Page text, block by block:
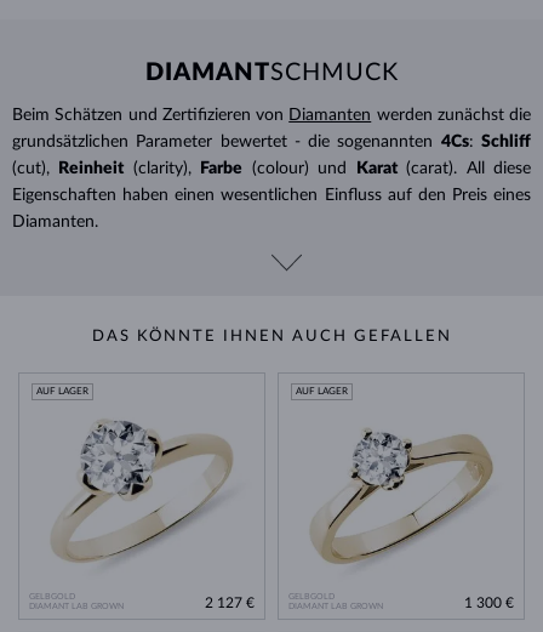
DIAMANTSCHMUCK
Beim Schätzen und Zertifizieren von Diamanten werden zunächst die
grundsätzlichen Parameter bewertet - die sogenannten 4Cs: Schliff
(cut),
Reinheit (clarity), Farbe (colour) und Karat (carat). All diese
Eigenschaften haben einen wesentlichen Einfluss auf den Preis eines
Diamanten.
DAS KÖNNTE IHNEN AUCH GEFALLEN
GELBGOLD
DIAMANT LAB GROWN
AUF LAGER
2 127 €
GELBGOLD
DIAMANT LAB GROWN
AUF LAGER
1 300 €